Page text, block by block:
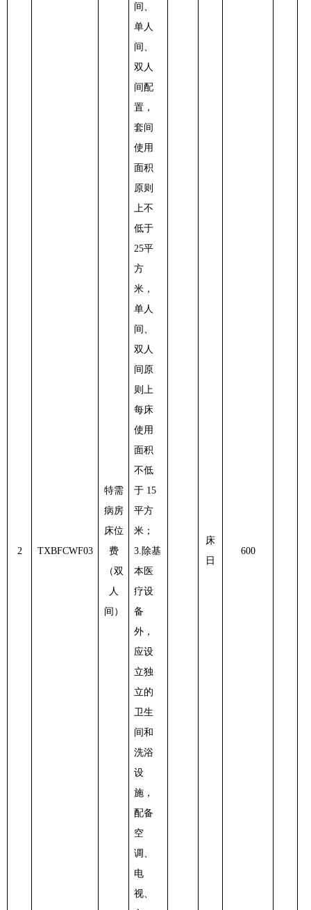
2 TXBFCWF03
特需
病房
床位
费
（双
人
间）
间、
单人
间、
双人
间配
置，
套间
使用
面积
原则
上不
低于
25平
方
米，
单人
间、
双人
间原
则上
每床
使用
面积
不低
于 15
平方
米；
3.除基
本医
疗设
备
外，
应设
立独
立的
卫生
间和
洗浴
设
施，
配备
空
调、
电
视、
床
日
600